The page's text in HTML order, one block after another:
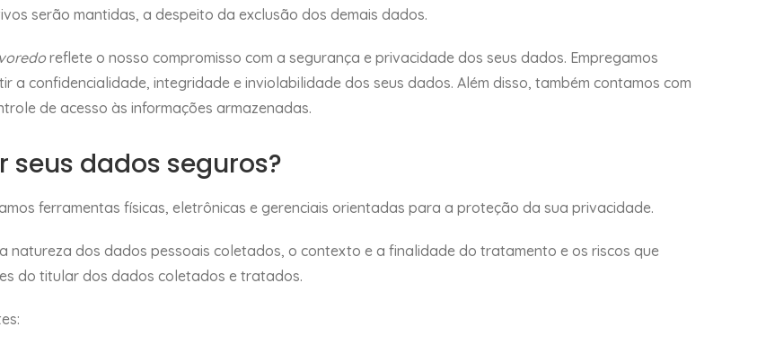
serão mantidas, a despeito da exclusão dos demais dados.
reflete o nosso compromisso com a segurança e privacidade dos seus dados. Empregamos
confidencialidade, integridade e inviolabilidade dos seus dados. Além disso, também contamos com
de acesso às informações armazenadas.
seus dados seguros?
ferramentas físicas, eletrônicas e gerenciais orientadas para a proteção da sua privacidade.
natureza dos dados pessoais coletados, o contexto e a finalidade do tratamento e os riscos que
do titular dos dados coletados e tratados.